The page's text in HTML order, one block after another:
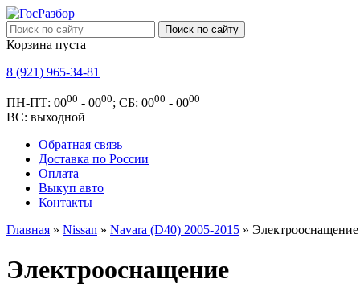
Корзина пуста
8 (921) 965-34-81
ПН-ПТ: 0000 - 0000; СБ: 0000 - 0000
ВС: выходной
Обратная связь
Доставка по России
Оплата
Выкуп авто
Контакты
Главная » Nissan » Navara (D40) 2005-2015 » Электрооснащение
Электрооснащение